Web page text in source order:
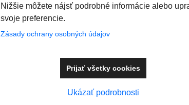
Nižšie môžete nájsť podrobné informácie alebo
svoje preferencie.
Zásady ochrany osobných údajov
Ukázať podrobnosti
Prijať všetky cookies